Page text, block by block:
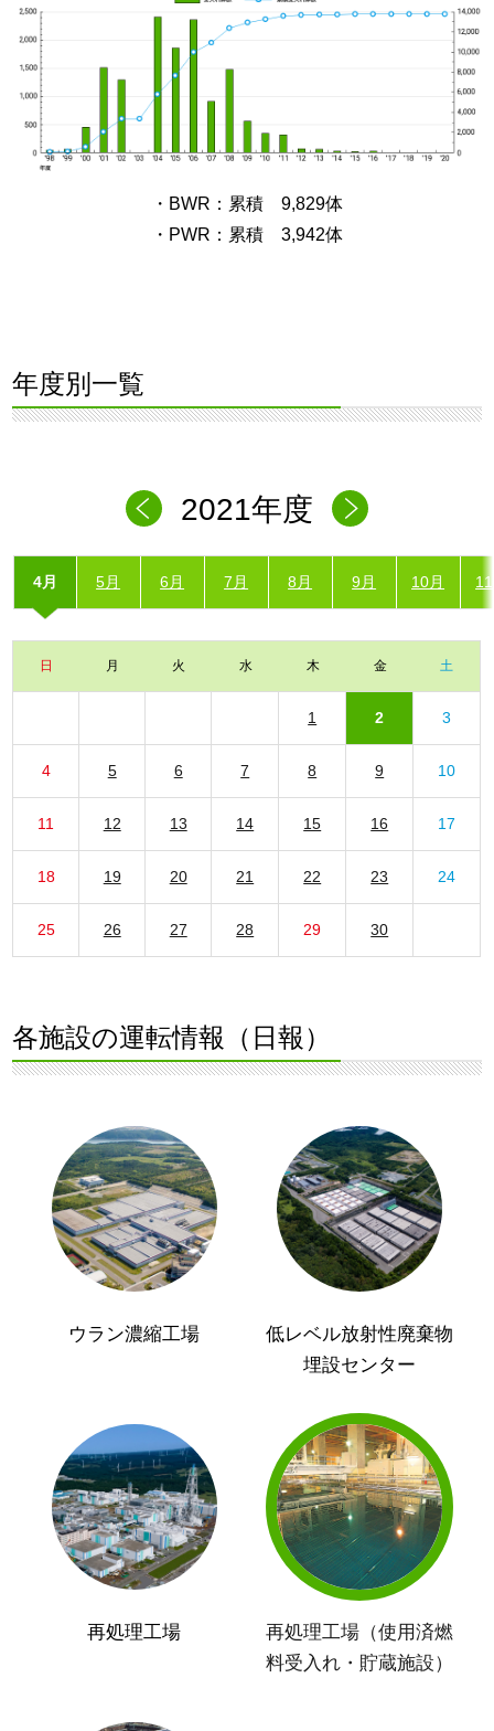
・BWR：累積 9,829体
・PWR：累積 3,942体
年度別一覧
2021年度
4月 5月 6月 7月 8月 9月 10月
日 月 火 水 木 金 土
1 2 3
4 5 6 7 8 9 10
11 12 13 14 15 16 17
18 19 20 21 22 23 24
25 26 27 28 29 30
各施設の運転情報（日報）
ウラン濃縮工場
低レベル放射性廃棄物
埋設センター
再処理工場
再処理工場（使用済燃
料受入れ・貯蔵施設）